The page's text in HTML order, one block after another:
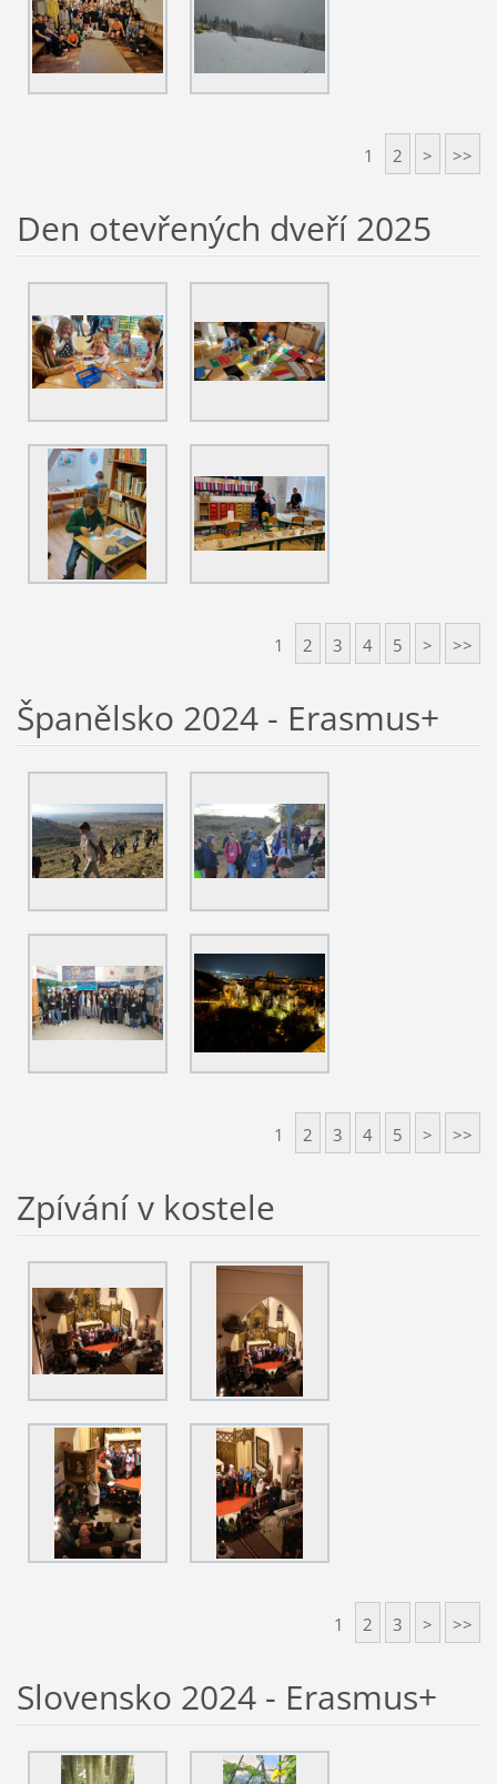
1 2 > >>
Den otevřených dveří 2025
1 2 3 4 5 > >>
Španělsko 2024 - Erasmus+
1 2 3 4 5 > >>
Zpívání v kostele
1 2 3 > >>
Slovensko 2024 - Erasmus+